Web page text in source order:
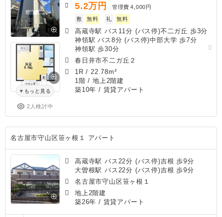
もっと見る
2人検討中
5.2万円 管理費 4,000円
敷
無料 礼 無料
高蔵寺駅 バス11分 (バス停)不二ガ丘 歩3分
神領駅 バス8分 (バス停)中部大学 歩7分
神領駅 歩30分
春日井市不二ガ丘２
1R / 22.78m²
1階 / 地上2階建
築10年 / 賃貸アパート
名古屋市守山区笹ヶ根１ アパート
高蔵寺駅 バス22分 (バス停)吉根 歩9分
大曽根駅 バス22分 (バス停)吉根 歩9分
名古屋市守山区笹ヶ根１
地上2階建
築26年 / 賃貸アパート